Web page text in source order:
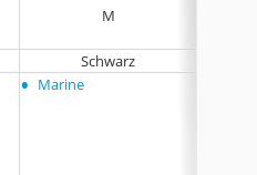
M
Schwarz
• Marine